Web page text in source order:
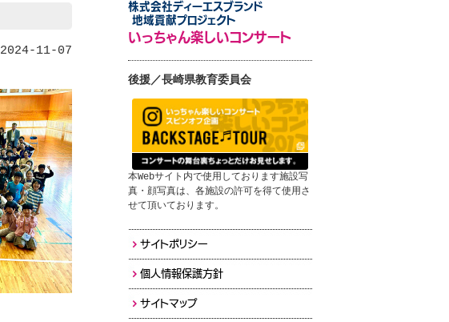
2024-11-07
株式会社ディーエスブランド
地域貢献プロジェクト
いっちゃん楽しいコンサート
後援／長崎県教育委員会
本Webサイト内で使用しております施設写
真・顔写真は、各施設の許可を得て使用さ
せて頂いております。
サイトポリシー
個人情報保護方針
サイトマップ